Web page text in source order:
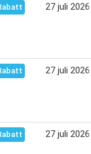
27 juli 2026
27 juli 2026
27 juli 2026